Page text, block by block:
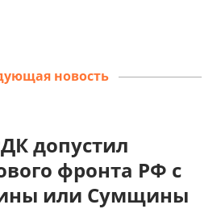
новость
допустил
фронта РФ с
или Сумщины